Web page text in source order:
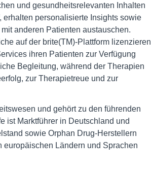
und gesundheitsrelevanten Inhalten
personalisierte Insights sowie
anderen Patienten austauschen.
auf der brite(TM)-Plattform lizenzieren
ihren Patienten zur Verfügung
Begleitung, während der Therapien
zur Therapietreue und zur
und gehört zu den führenden
ist Marktführer in Deutschland und
sowie Orphan Drug-Herstellern
Ländern und Sprachen